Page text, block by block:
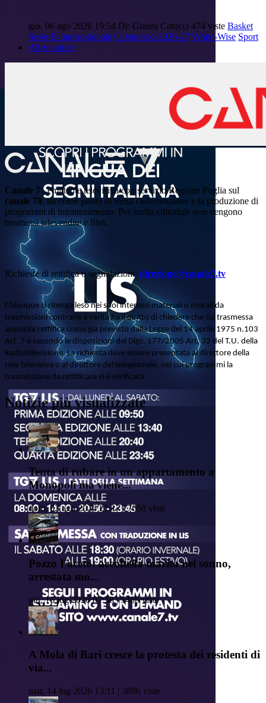
gio, 06 ago 2026 19:54 Di: Gianni Catucci 474 viste Basket
Serie-B-Interregionale Calendario-2026-27 White-Wise Sport
Altre notizie
Canale 7 , emittente televisiva con servizio Regione Puglia sul
canale 78, ha come punto di forza l'informazione e la produzione di
programmi di intrattenimento. Per scelta editoriale non vengono
trasmessi televendite e film.
Richieste di rettifica o segnalazioni: direzione@canale7.tv
Chiunque si ritenga leso nei suoi interessi materiali o morali da
trasmissioni contrarie a verità ha il diritto di chiedere che sia trasmessa
apposita rettifica come già previsto dalla Legge del 14 aprile 1975 n.103
Art. 7 e secondo le disposizioni del Dlgs. 177/2005 Art. 32 del T.U. della
Radiotelevisione. La richiesta deve essere presentata al direttore della
rete televisiva o al direttore del telegiornale, nei cui programmi la
trasmissione da rettificare si è verificata.
Notizie più visualizzate
Tenta di rubare in un appartamento a
Monopoli ma viene...
dom, 02 ago 2026 21:17 | 7658 viste
Pozzo Faceto: accoltella marito nel sonno,
arrestata mo...
gio, 16 lug 2026 07:58 | 5486 viste
A Mola di Bari cresce la protesta dei residenti di
via...
mar, 14 lug 2026 13:11 | 3886 viste